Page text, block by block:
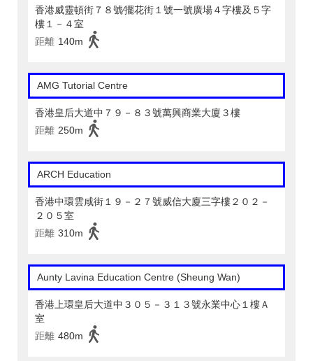
香港威靈頓街７８號∕擺花街１號一號廣場４字樓及５字
樓１－４室
距離 140m
AMG Tutorial Centre
香港皇后大道中７９－８３號萬興商業大廈３樓
距離 250m
ARCH Education
香港中環雲咸街１９－２７號威信大廈三字樓２０２－
２０５室
距離 310m
Aunty Lavina Education Centre (Sheung Wan)
香港上環皇后大道中３０５－３１３號永業中心１樓Ａ
室
距離 480m